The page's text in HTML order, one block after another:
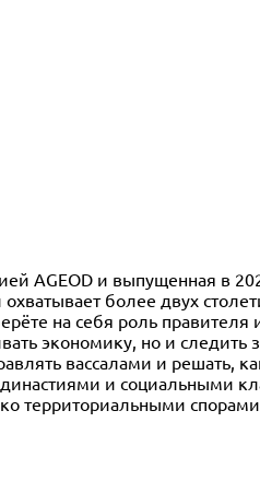
AGEOD и выпущенная в
охватывает более двух
на себя роль
экономику, но и
вассалами и
и социальными
территориальными